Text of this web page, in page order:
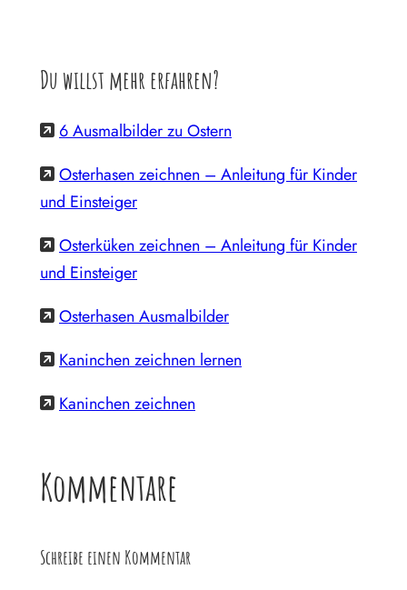
Du willst mehr erfahren?
6 Ausmalbilder zu Ostern
Osterhasen zeichnen – Anleitung für Kinder
und Einsteiger
Osterküken zeichnen – Anleitung für Kinder
und Einsteiger
Osterhasen Ausmalbilder
Kaninchen zeichnen lernen
Kaninchen zeichnen
Kommentare
Schreibe einen Kommentar